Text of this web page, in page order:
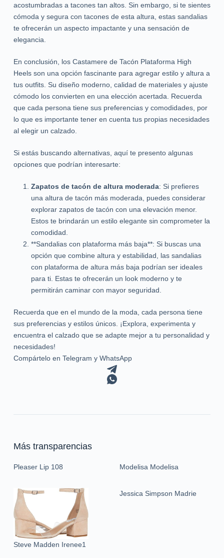
acostumbradas a tacones tan altos. Sin embargo, si te sientes
cómoda y segura con tacones de esta altura, estas sandalias
te ofrecerán un aspecto impactante y una sensación de
elegancia.
En conclusión, los Castamere de Tacón Plataforma High
Heels son una opción fascinante para agregar estilo y altura a
tus outfits. Su diseño moderno, calidad de materiales y ajuste
cómodo los convierten en una elección acertada. Recuerda
que cada persona tiene sus preferencias y comodidades, por
lo que es importante tener en cuenta tus propias necesidades
al elegir un calzado.
Si estás buscando alternativas, aquí te presento algunas
opciones que podrían interesarte:
Zapatos de tacón de altura moderada: Si prefieres
una altura de tacón más moderada, puedes considerar
explorar zapatos de tacón con una elevación menor.
Estos te brindarán un estilo elegante sin comprometer la
comodidad.
**Sandalias con plataforma más baja**: Si buscas una
opción que combine altura y estabilidad, las sandalias
con plataforma de altura más baja podrían ser ideales
para ti. Estas te ofrecerán un look moderno y te
permitirán caminar con mayor seguridad.
Recuerda que en el mundo de la moda, cada persona tiene
sus preferencias y estilos únicos. ¡Explora, experimenta y
encuentra el calzado que se adapte mejor a tu personalidad y
necesidades!
Compártelo en Telegram y WhatsApp
Más transparencias
Pleaser Lip 108 Modelisa Modelisa
Steve Madden Irenee1
Jessica Simpson Madrie